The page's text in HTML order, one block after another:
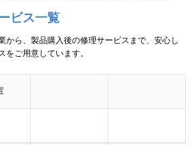
ビス一覧
から、製品購入後の修理サービスまで、安心し
をご用意しています。